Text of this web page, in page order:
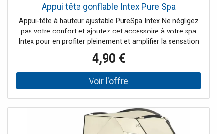
Appui tête gonflable Intex Pure Spa
Appui-tête à hauteur ajustable PureSpa Intex Ne négligez
pas votre confort et ajoutez cet accessoire à votre spa
Intex pour en profiter pleinement et amplifier la sensation
de bien-être que vous avez à chaque fois que vous lancez
une séance de relaxation et d'hydromassage. Un petit
accessoire comme
4,90 €